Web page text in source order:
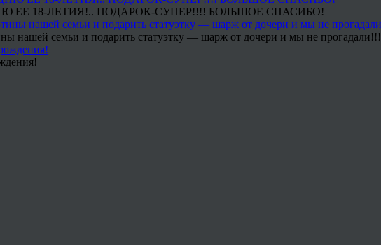
18-ЛЕТИЯ!.. ПОДАРОК-СУПЕР!!!! БОЛЬШОЕ СПАСИБО!
нашей семьи и подарить статуэтку — шарж от дочери и мы не прогадали!!!